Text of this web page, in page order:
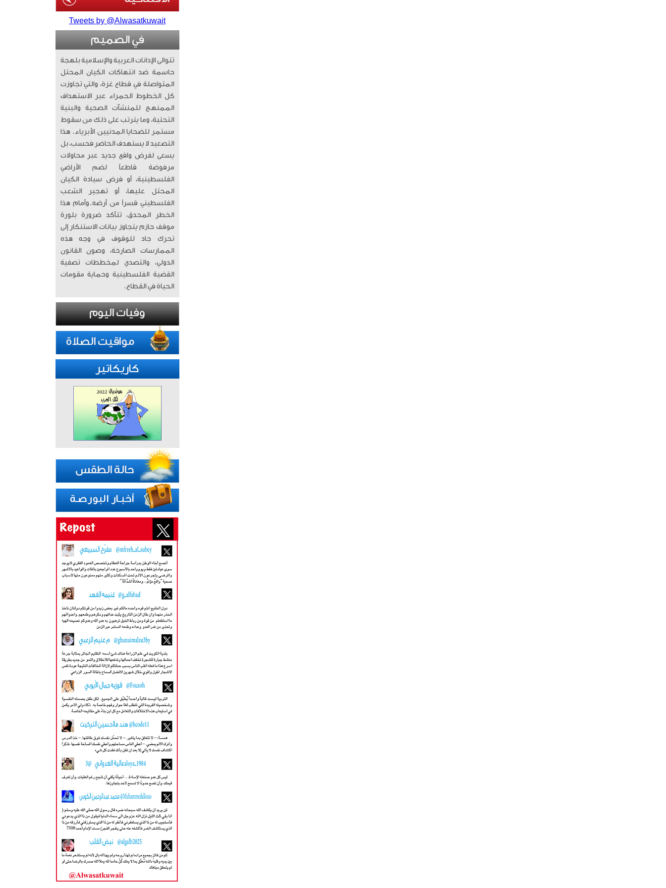
Tweets by @Alwasatkuwait
في الصميم
تتوالى الإدانات العربية والإسلامية بلهجة
حاسمة ضد انتهاكات الكيان المحتل
المتواصلة في قطاع غزة، والتي تجاوزت
كل الخطوط الحمراء عبر الاستهداف
الممنهج للمنشآت الصحية والبنية
التحتية، وما يترتب على ذلك من سقوط
مستمر للضحايا المدنيين الأبرياء. ​ هذا
التصعيد لا يستهدف الحاضر فحسب، بل
يسعى لفرض واقع جديد عبر محاولات
مرفوضة قاطعاً لضم الأراضي
الفلسطينية، أو فرض سيادة الكيان
المحتل عليها، أو تهجير الشعب
الفلسطيني قسراً من أرضه. ​وأمام هذا
الخطر المحدق، تتأكد ضرورة بلورة
موقف حازم يتجاوز بيانات الاستنكار إلى
تحرك جاد للوقوف في وجه هذه
الممارسات الصارخة، وصون القانون
الدولي، والتصدي لمخططات تصفية
القضية الفلسطينية وحماية مقومات
الحياة في القطاع.
كاريكاتير